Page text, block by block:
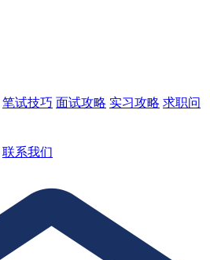
笔试技巧 面试攻略 实习攻略 求职问
联系我们